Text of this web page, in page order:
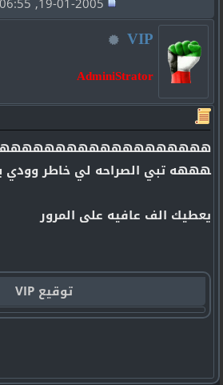
VIP
AdminiStrator
هههه تبي الصراحه لي خاطر وودي
يعطيك الف عافيه على المرور
توقيع VIP